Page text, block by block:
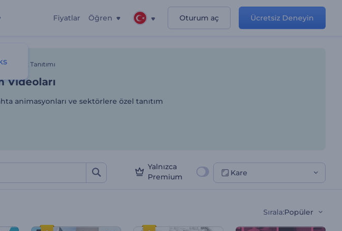
Fiyatlar Öğren Oturum aç Ücretsiz Deneyin
Videoları
Hizmet Tanıtımı
Videoları
animasyonları ve sektörlere özel tanıtım
Yalnızca
Premium
Kare
Sırala:Popüler